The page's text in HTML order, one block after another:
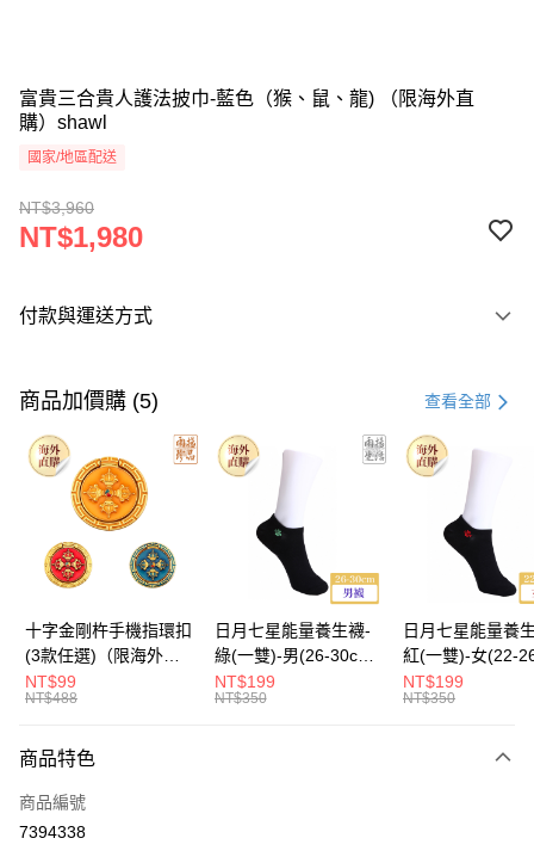
富貴三合貴人護法披巾-藍色（猴、鼠、龍) （限海外直
購）shawl
國家/地區配送
NT$3,960
NT$1,980
付款與運送方式
信用卡一次付款
Apple Pay
運送方式
海外國際空運 查看運費
商品加價購 (5) 查看全部
十字金剛杵手機指環扣
(3款任選)（限海外直
購）Ring Holder
NT$99
NT$488
日月七星能量養生襪-
綠(一雙)-男(26-30cm)-
船型（限海外直購）
Socks
NT$199
NT$350
日月七星能量養
紅(一雙)-女(22-
-船型 （限海外
Socks
NT$199
NT$350
商品特色
商品編號
7394338